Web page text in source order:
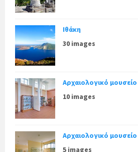
Ιθάκη
30 images
Αρχαιολογικό
10 images
Αρχαιολογικό
5 images